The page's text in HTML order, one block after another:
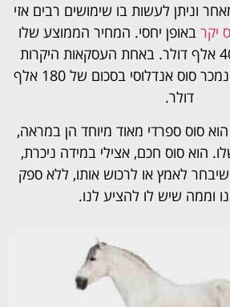
וניתן לעשות בו שימושים רבים אזי
יקר באופן יחסי. המחיר הממוצע שלו
עומד על סכום של 40 אלף דולר. באחת העסקאות היקרות
הקשורות אל גזע זה, נמכר סוס אנדלוסי בסכום של 180 אלף
דולר.
הוא סוס ספרדי מאוד מיוחד הן במראה,
הוא סוס חכם, אצילי במידה ניכרת,
שיבחר לאמץ או לרכוש אותו, ללא ספק
וממה שיש לו להציע לנו.